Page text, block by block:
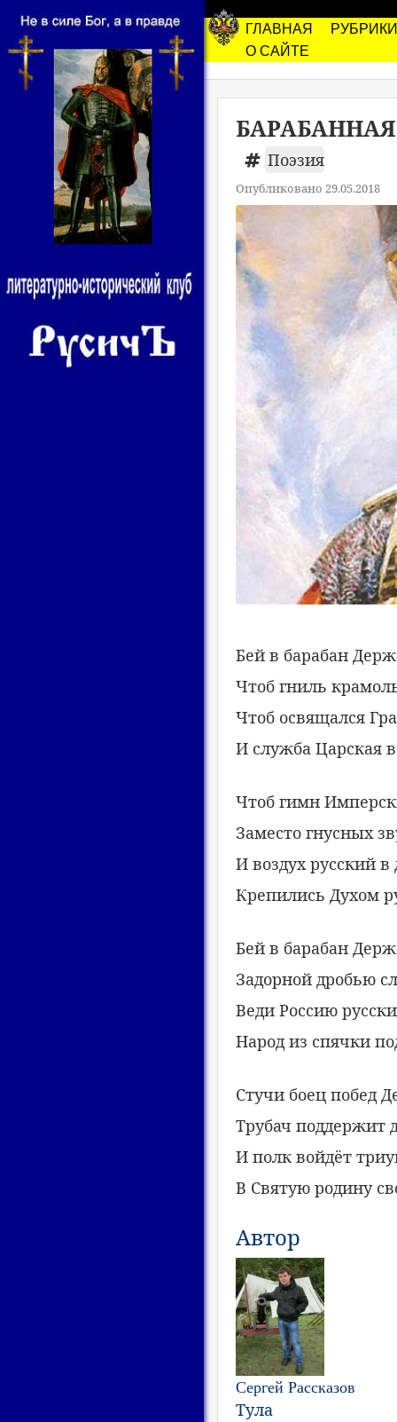
ГЛАВНАЯ
РУБРИКИ
О САЙТЕ
Поэзия
Опубликовано 29.05.2018
Бей в барабан
Чтоб гниль
Чтоб освящался
И служба Царская
Чтоб гимн
Заместо гнусных
И воздух русский
Крепились Духом
Бей в барабан
Задорной дробью
Веди Россию
Народ из спячки
Стучи боец побед
Трубач поддержит
И полк войдёт
В Святую родину
Автор
Сергей Рассказов
Тула